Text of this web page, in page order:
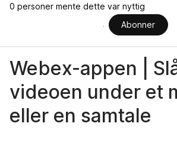
0 personer mente dette var nyttig
Abonner
Webex-appen |
videoen under et
eller en samtale